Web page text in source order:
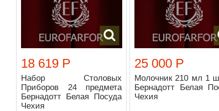
18 619 Р
Набор Столовых
Приборов 24 предмета
Бернадотт Белая Посуда
Чехия
25 000 Р
Молочник 210 мл 1
Бернадотт Белая
Чехия